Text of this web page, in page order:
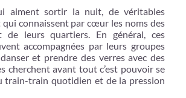
aiment sortir la nuit, de véritables
connaissent par cœur les noms des
leurs quartiers. En général, ces
accompagnées par leurs groupes
et prendre des verres avec des
cherchent avant tout c’est pouvoir se
train-train quotidien et de la pression